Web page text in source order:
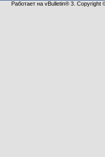
Работает на vBulletin® 3.